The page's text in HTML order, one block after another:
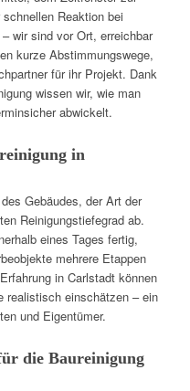
Reaktion bei
wir sind vor Ort, erreichbar
kurze Abstimmungswege,
für ihr Projekt. Dank
wissen wir, wie man
abwickelt.
in
Gebäudes, der Art der
Reinigungstiefegrad ab.
eines Tages fertig,
mehrere Etappen
in Carlstadt können
realistisch einschätzen – ein
und Eigentümer.
die Baureinigung